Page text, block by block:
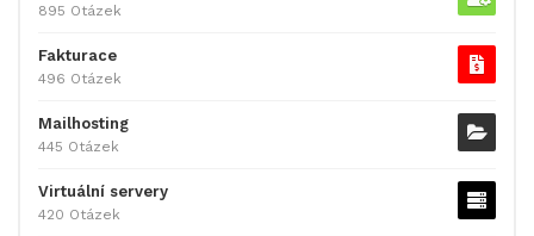
895 Otázek
Fakturace
496 Otázek
Mailhosting
445 Otázek
Virtuální servery
420 Otázek